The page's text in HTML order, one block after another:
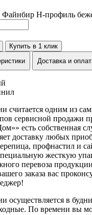
Файнбир H-профиль
Купить в 1 клик
Доставка и
считается одним из
сервисной продажи
есть собственная
доставку любых
профнастил и
жесткую
перевоза
заказа вас
осуществляется в
По времени вы